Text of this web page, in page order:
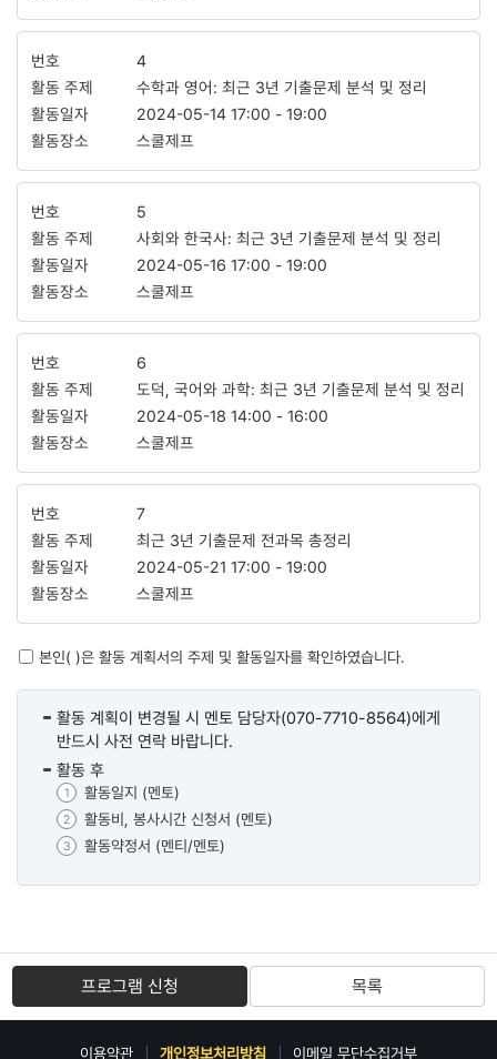
4
수학과 영어: 최근 3년 기출문제 분석 및 정리
2024-05-14 17:00 - 19:00
스쿨제프
5
사회와 한국사: 최근 3년 기출문제 분석 및 정리
2024-05-16 17:00 - 19:00
스쿨제프
6
도덕, 국어와 과학: 최근 3년 기출문제 분석 및 정리
2024-05-18 14:00 - 16:00
스쿨제프
7
최근 3년 기출문제 전과목 총정리
2024-05-21 17:00 - 19:00
스쿨제프
본인( )은 활동 계획서의 주제 및 활동일자를 확인하였습니다.
활동 계획이 변경될 시 멘토 담당자(070-7710-8564)에게
반드시 사전 연락 바랍니다.
활동 후
활동일지 (멘토)
활동비, 봉사시간 신청서 (멘토)
활동약정서 (멘티/멘토)
프로그램 신청 목록
이용약관 개인정보처리방침 이메일 무단수집거부